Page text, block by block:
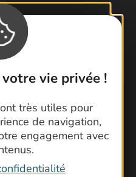
vie privée !
très utiles pour
de navigation,
engagement avec
nous !
questions
Topoguides
Gard